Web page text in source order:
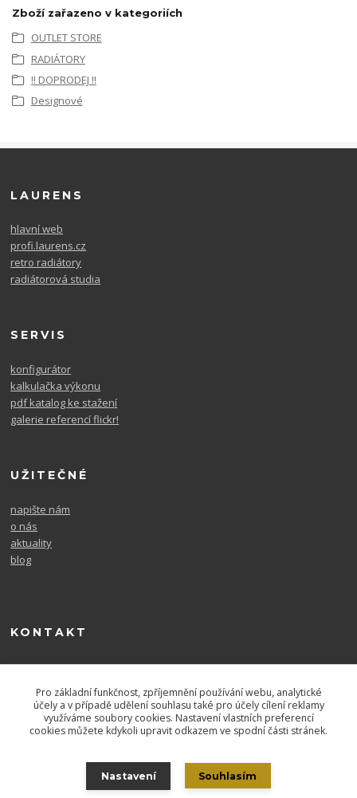
Zboží zařazeno v kategoriích
OUTLET STORE
RADIÁTORY
!! DOPRODEJ !!
Designové
LAURENS
hlavní web
profi.laurens.cz
retro radiátory
radiátorová studia
SERVIS
konfigurátor
kalkulačka výkonu
pdf katalog ke stažení
galerie referencí flickr!
UŽITEČNÉ
napište nám
o nás
aktuality
blog
KONTAKT
604 567 726
Pro základní funkčnost, zpříjemnění používání webu, analytické
účely a v případě udělení souhlasu také pro účely cílení reklamy
využíváme soubory cookies. Nastavení vlastních preferencí
cookies můžete kdykoli upravit odkazem ve spodní části stránek.
Nastavení Souhlasím